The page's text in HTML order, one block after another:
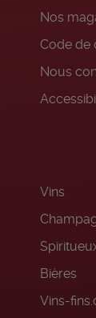
Nos
Code de
Nous
Vins
Bières
Vins-